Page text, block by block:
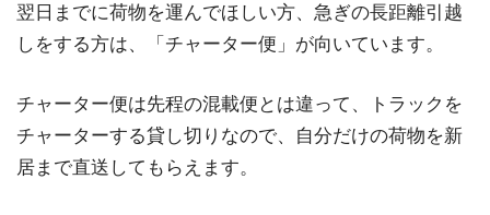
翌日までに荷物を運んでほしい方、急ぎの長距離引越
しをする方は、「チャーター便」が向いています。
チャーター便は先程の混載便とは違って、トラックを
チャーターする貸し切りなので、自分だけの荷物を新
居まで直送してもらえます。